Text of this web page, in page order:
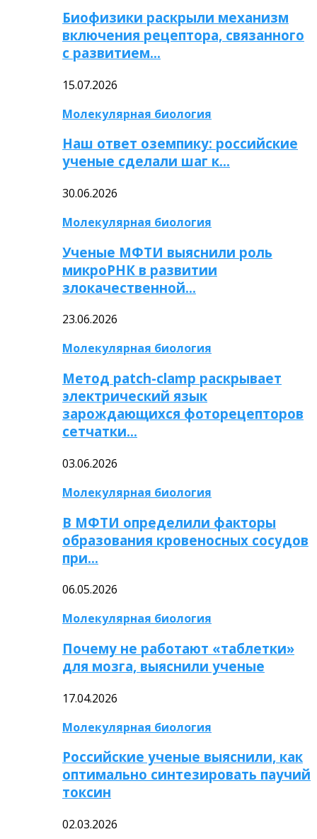
Биофизики раскрыли механизм
включения рецептора, связанного
с развитием…
15.07.2026
Молекулярная биология
Наш ответ оземпику: российские
ученые сделали шаг к…
30.06.2026
Молекулярная биология
Ученые МФТИ выяснили роль
микроРНК в развитии
злокачественной…
23.06.2026
Молекулярная биология
Метод patch-clamp раскрывает
электрический язык
зарождающихся фоторецепторов
сетчатки…
03.06.2026
Молекулярная биология
В МФТИ определили факторы
образования кровеносных сосудов
при…
06.05.2026
Молекулярная биология
Почему не работают «таблетки»
для мозга, выяснили ученые
17.04.2026
Молекулярная биология
Российские ученые выяснили, как
оптимально синтезировать паучий
токсин
02.03.2026